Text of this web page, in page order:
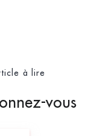
à lire
vous